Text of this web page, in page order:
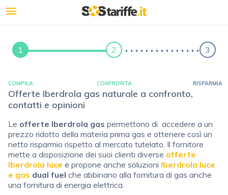
1
COMPILA
2
CONFRONTA
3
RISPARMIA
Offerte Iberdrola gas naturale a confronto,
contatti e opinioni
Le offerte Iberdrola gas permettono di accedere a un
prezzo ridotto della materia prima gas e ottenere così un
netto risparmio rispetto al mercato tutelato. Il fornitore
mette a disposizione dei suoi clienti diverse offerte
Iberdrola luce e propone anche soluzioni Iberdrola luce
e gas dual fuel che abbinano alla fornitura di gas anche
una fornitura di energia elettrica.